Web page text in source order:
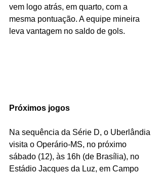
vem logo atrás, em quarto, com a
mesma pontuação. A equipe mineira
leva vantagem no saldo de gols.
Próximos jogos
Na sequência da Série D, o Uberlândia
visita o Operário-MS, no próximo
sábado (12), às 16h (de Brasília), no
Estádio Jacques da Luz, em Campo